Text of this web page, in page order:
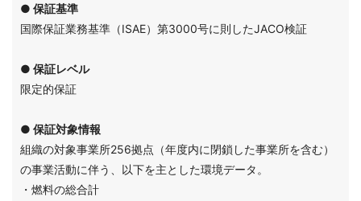
● 保証基準
国際保証業務基準（ISAE）第3000号に則したJACO検証
● 保証レベル
限定的保証
● 保証対象情報
組織の対象事業所256拠点（年度内に閉鎖した事業所を含む）
の事業活動に伴う、以下を主とした環境データ。
・燃料の総合計